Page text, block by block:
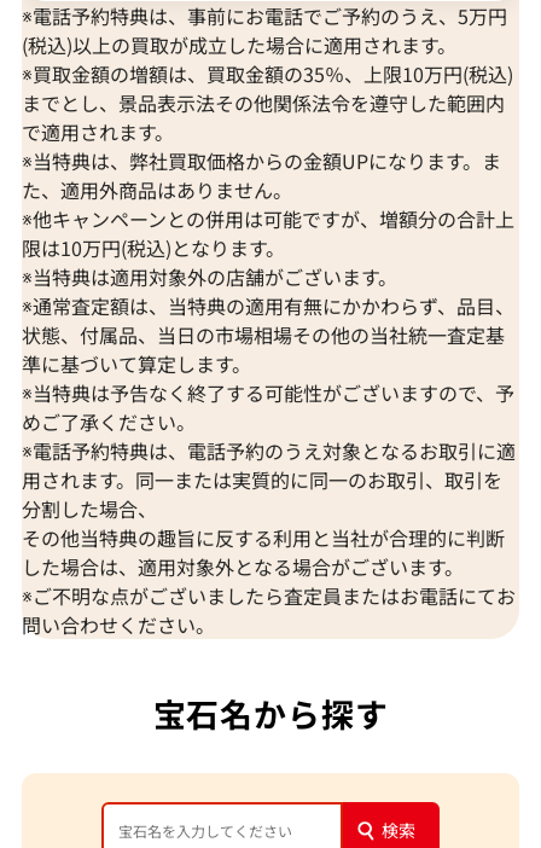
※電話予約特典は、事前にお電話でご予約のうえ、5万円
(税込)以上の買取が成立した場合に適用されます。
※買取金額の増額は、買取金額の35％、上限10万円(税込)
までとし、景品表示法その他関係法令を遵守した範囲内
で適用されます。
※当特典は、弊社買取価格からの金額UPになります。ま
た、適用外商品はありません。
※他キャンペーンとの併用は可能ですが、増額分の合計上
限は10万円(税込)となります。
※当特典は適用対象外の店舗がございます。
※通常査定額は、当特典の適用有無にかかわらず、品目、
状態、付属品、当日の市場相場その他の当社統一査定基
準に基づいて算定します。
※当特典は予告なく終了する可能性がございますので、予
めご了承ください。
※電話予約特典は、電話予約のうえ対象となるお取引に適
用されます。同一または実質的に同一のお取引、取引を
分割した場合、
その他当特典の趣旨に反する利用と当社が合理的に判断
した場合は、適用対象外となる場合がございます。
※ご不明な点がございましたら査定員またはお電話にてお
問い合わせください。
宝石名から探す
検索